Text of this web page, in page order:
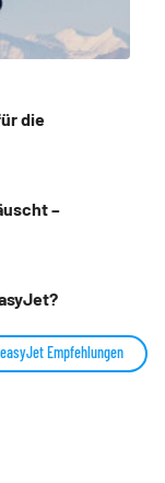
die
–
Empfehlungen